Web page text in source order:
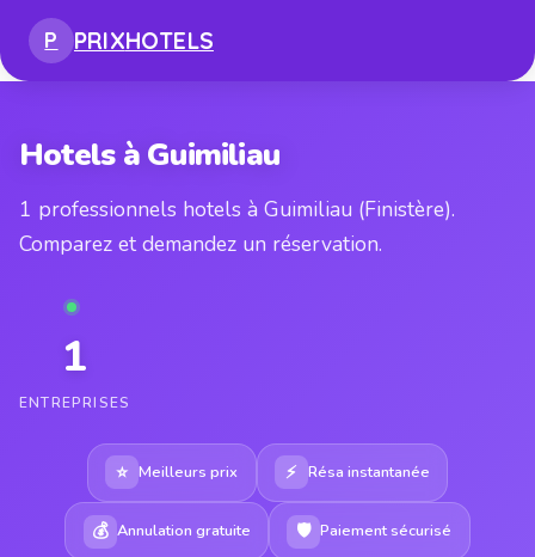
P PRIXHOTELS
Hotels à Guimiliau
1 professionnels hotels à Guimiliau (Finistère).
Comparez et demandez un réservation.
1
ENTREPRISES
⭐ Meilleurs prix ⚡ Résa instantanée
💰 Annulation gratuite 🛡 Paiement sécurisé